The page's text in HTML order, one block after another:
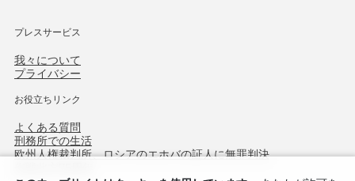
プレスサービス
我々について
プライバシー
お役立ちリンク
よくある質問
刑務所での生活
欧州人権裁判所、ロシアのエホバの証人に無罪判決